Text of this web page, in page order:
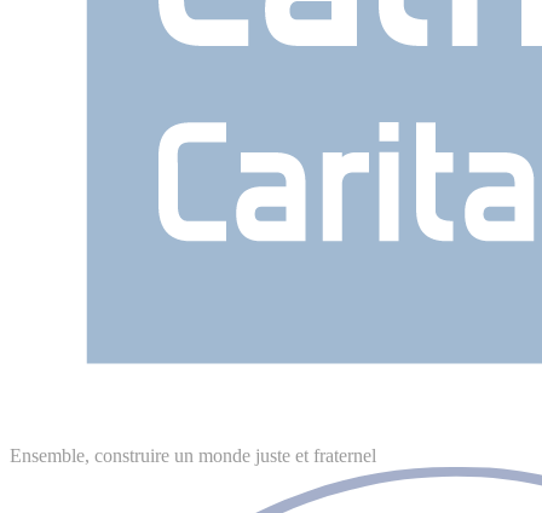
Ensemble, construire un monde juste et fraternel